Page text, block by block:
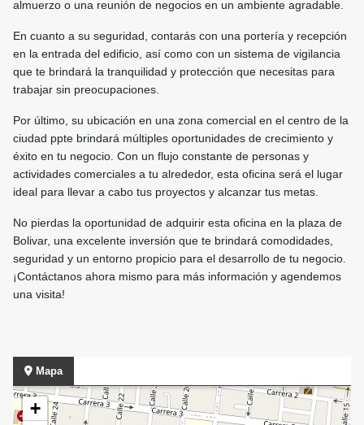
almuerzo o una reunión de negocios en un ambiente agradable.
En cuanto a su seguridad, contarás con una portería y recepción
en la entrada del edificio, así como con un sistema de vigilancia
que te brindará la tranquilidad y protección que necesitas para
trabajar sin preocupaciones.
Por último, su ubicación en una zona comercial en el centro de la
ciudad ppte brindará múltiples oportunidades de crecimiento y
éxito en tu negocio. Con un flujo constante de personas y
actividades comerciales a tu alrededor, esta oficina será el lugar
ideal para llevar a cabo tus proyectos y alcanzar tus metas.
No pierdas la oportunidad de adquirir esta oficina en la plaza de
Bolivar, una excelente inversión que te brindará comodidades,
seguridad y un entorno propicio para el desarrollo de tu negocio.
¡Contáctanos ahora mismo para más información y agendemos
una visita!
Mapa
+